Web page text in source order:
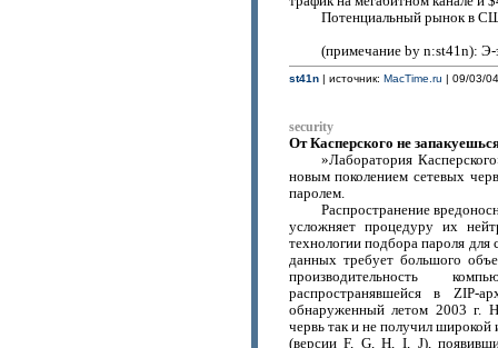
Потенциальный рынок в
(примечание by n:st41n): Э-
st41n| источник: MacTime.ru | 09/03/
security
От Касперского не
»Лаборатория
новым поколением сетевых
паролем.
Распространение
усложняет процедуру их
технологии подбора пароля
данных требует большого
производительность
распространявшейся в ZIP-
обнаруженный летом 2003 г.
червь так и не получил широкой
(версии F, G, H, I, J),